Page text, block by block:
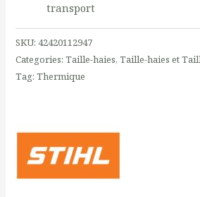
transport
SKU:42420112947
Categories:Taille-haies,Taille-haies et
Tag:Thermique